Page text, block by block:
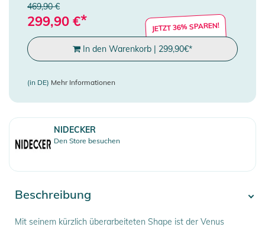
469,90 €
299,90 €* JETZT 36% SPAREN!
In den Warenkorb | 299,90€*
(in DE) Mehr Informationen
NIDECKER
Den Store besuchen
Beschreibung
Mit seinem kürzlich überarbeiteten Shape ist der Venus